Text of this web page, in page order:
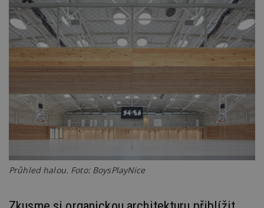
Průhled halou. Foto: BoysPlayNice